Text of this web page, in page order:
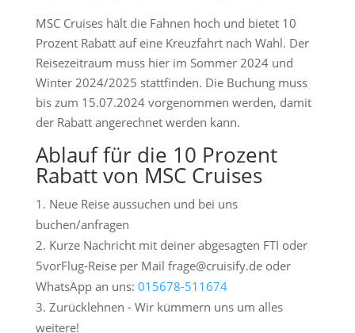
MSC Cruises hält die Fahnen hoch und bietet 10
Prozent Rabatt auf eine Kreuzfahrt nach Wahl. Der
Reisezeitraum muss hier im Sommer 2024 und
Winter 2024/2025 stattfinden. Die Buchung muss
bis zum 15.07.2024 vorgenommen werden, damit
der Rabatt angerechnet werden kann.
Ablauf für die 10 Prozent
Rabatt von MSC Cruises
Neue Reise aussuchen und bei uns
buchen/anfragen
Kurze Nachricht mit deiner abgesagten FTI oder
5vorFlug-Reise per Mail frage@cruisify.de oder
WhatsApp an uns: 015678-511674
Zurücklehnen - Wir kümmern uns um alles
weitere!